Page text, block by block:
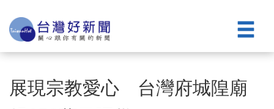
展現宗教愛心 台灣府城隍廟